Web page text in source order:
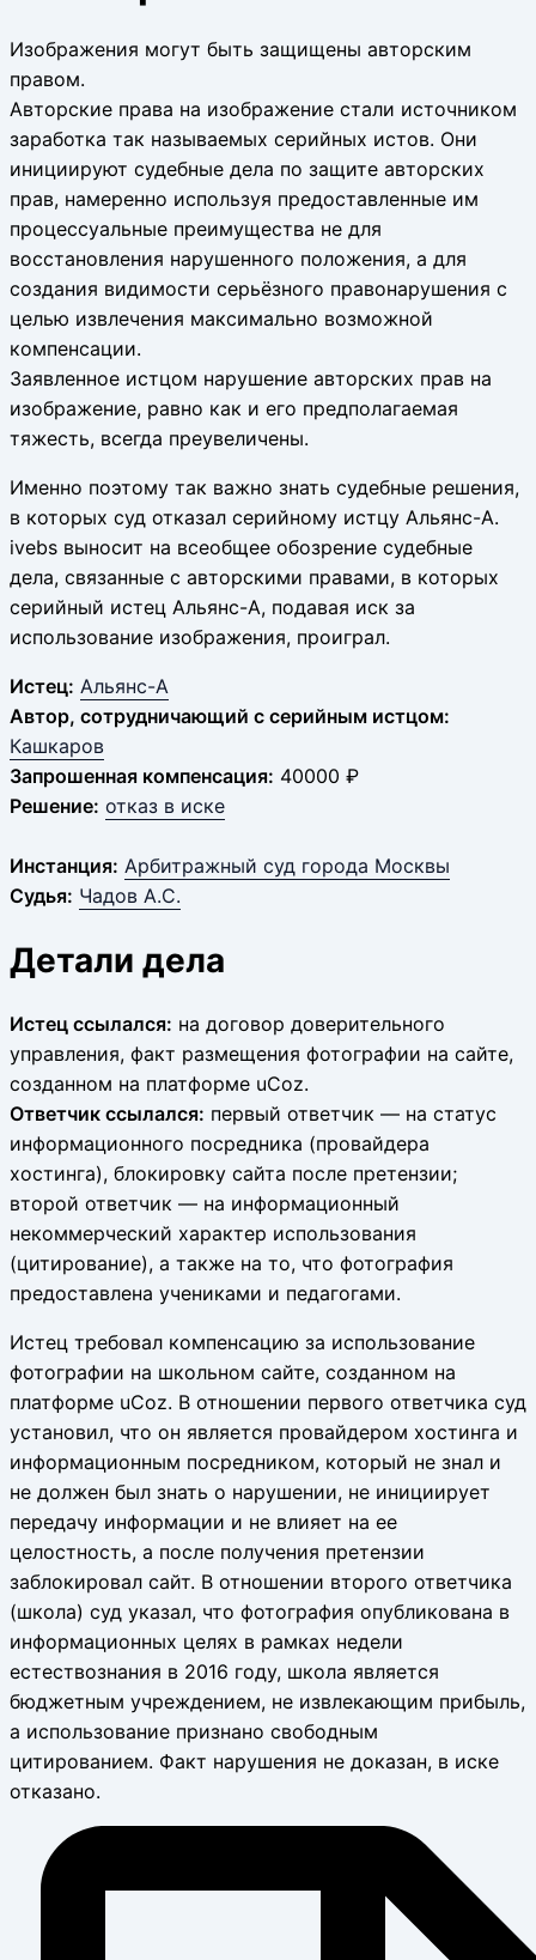
Изображения могут быть защищены авторским
правом.
Авторские права на изображение стали источником
заработка так называемых серийных истов. Они
инициируют судебные дела по защите авторских
прав, намеренно используя предоставленные им
процессуальные преимущества не для
восстановления нарушенного положения, а для
создания видимости серьёзного правонарушения с
целью извлечения максимально возможной
компенсации.
Заявленное истцом нарушение авторских прав на
изображение, равно как и его предполагаемая
тяжесть, всегда преувеличены.
Именно поэтому так важно знать судебные решения,
в которых суд отказал серийному истцу Альянс-А.
ivebs выносит на всеобщее обозрение судебные
дела, связанные с авторскими правами, в которых
серийный истец Альянс-А, подавая иск за
использование изображения, проиграл.
Истец: Альянс-А
Автор, сотрудничающий с серийным истцом:
Кашкаров
Запрошенная компенсация: 40000 ₽
Решение: отказ в иске
Инстанция: Арбитражный суд города Москвы
Судья: Чадов А.С.
Детали дела
Истец ссылался: на договор доверительного
управления, факт размещения фотографии на сайте,
созданном на платформе uCoz.
Ответчик ссылался: первый ответчик — на статус
информационного посредника (провайдера
хостинга), блокировку сайта после претензии;
второй ответчик — на информационный
некоммерческий характер использования
(цитирование), а также на то, что фотография
предоставлена учениками и педагогами.
Истец требовал компенсацию за использование
фотографии на школьном сайте, созданном на
платформе uCoz. В отношении первого ответчика суд
установил, что он является провайдером хостинга и
информационным посредником, который не знал и
не должен был знать о нарушении, не инициирует
передачу информации и не влияет на ее
целостность, а после получения претензии
заблокировал сайт. В отношении второго ответчика
(школа) суд указал, что фотография опубликована в
информационных целях в рамках недели
естествознания в 2016 году, школа является
бюджетным учреждением, не извлекающим прибыль,
а использование признано свободным
цитированием. Факт нарушения не доказан, в иске
отказано.